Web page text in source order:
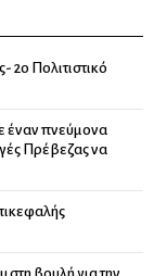
2ο Πολιτιστικό
έναν πνεύμονα
Πρέβεζας να